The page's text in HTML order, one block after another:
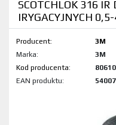
SCOTCHLOK 316 IR
IRYGACYJNYCH
Producent:
3M
Marka:
3M
Kod produktu:
EAN produktu: